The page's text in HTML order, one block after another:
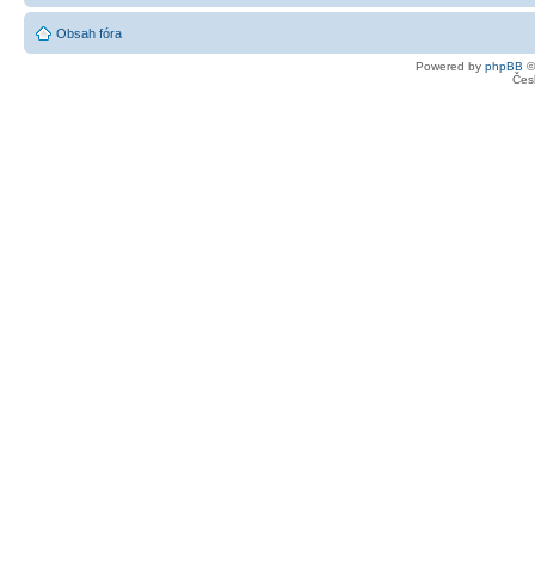
Obsah fóra
Powered by phpBB